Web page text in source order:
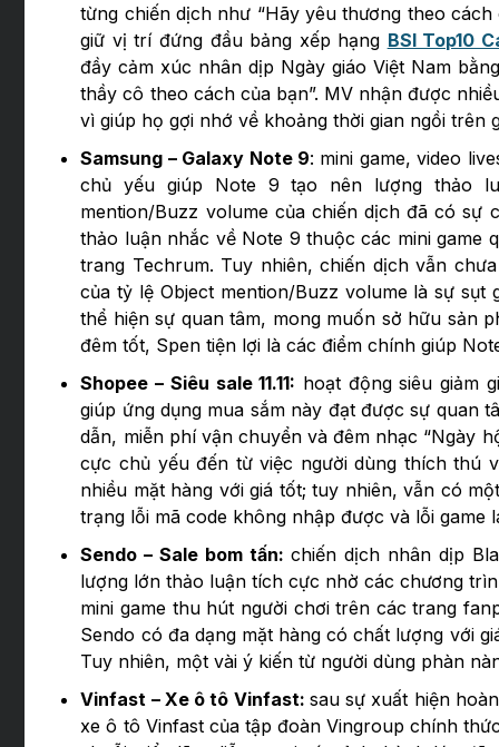
từng chiến dịch như “Hãy yêu thương theo
giữ vị trí đứng đầu bảng xếp hạng BSI Top10
đầy cảm xúc nhân dịp Ngày giáo Việt Nam
thầy cô theo cách của bạn”. MV nhận được
vì giúp họ gợi nhớ về khoảng thời gian ngồi trên
Samsung – Galaxy Note 9: mini game, video
chủ yếu giúp Note 9 tạo nên lượng thảo
mention/Buzz volume của chiến dịch đã có
thảo luận nhắc về Note 9 thuộc các mini game
trang Techrum. Tuy nhiên, chiến dịch vẫn
của tỷ lệ Object mention/Buzz volume là sự sụt
thể hiện sự quan tâm, mong muốn sở hữu sản
đêm tốt, Spen tiện lợi là các điểm chính giúp
Shopee – Siêu sale 11.11: hoạt động siêu giảm
giúp ứng dụng mua sắm này đạt được sự quan
dẫn, miễn phí vận chuyển và đêm nhạc “Ngày
cực chủ yếu đến từ việc người dùng thích thú
nhiều mặt hàng với giá tốt; tuy nhiên, vẫn có
trạng lỗi mã code không nhập được và lỗi game
Sendo – Sale bom tấn:chiến dịch nhân dịp
lượng lớn thảo luận tích cực nhờ các chương
mini game thu hút người chơi trên các trang
Sendo có đa dạng mặt hàng có chất lượng với
Tuy nhiên, một vài ý kiến từ người dùng phàn
Vinfast – Xe ô tô Vinfast: sau sự xuất hiện
xe ô tô Vinfast của tập đoàn Vingroup chính